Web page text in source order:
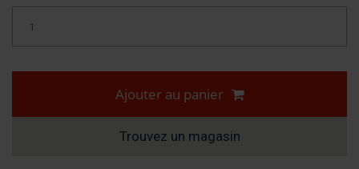
Ajouter au panier
Trouvez un magasin